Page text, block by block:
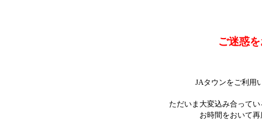
ご迷惑
JAタウンをご利用
ただいま大変込み合って
お時間をおいて